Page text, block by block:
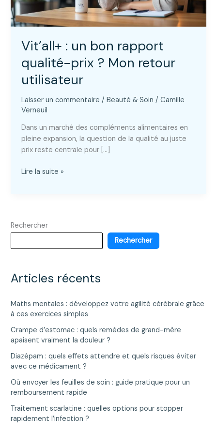
Vit’all+ : un bon rapport
qualité-prix ? Mon retour
utilisateur
Laisser un commentaire /Beauté & Soin /Camille
Verneuil
Dans un marché des compléments alimentaires en
pleine expansion, la question de la qualité au juste
prix reste centrale pour […]
Vit’all+
qualité-
?
retour
utilisateur
Lire la suite »
Rechercher
Rechercher
Articles récents
Maths mentales : développez votre agilité cérébrale grâce
à ces exercices simples
Crampe d’estomac : quels remèdes de grand-mère
apaisent vraiment la douleur ?
Diazépam : quels effets attendre et quels risques éviter
avec ce médicament ?
Où envoyer les feuilles de soin : guide pratique pour un
remboursement rapide
Traitement scarlatine : quelles options pour stopper
rapidement l’infection ?